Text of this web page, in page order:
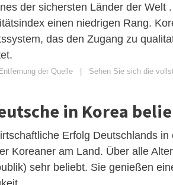
der sichersten Länder der
einen niedrigen Rang.
das den Zugang zu
der Quelle | Sehen Sie sich die
in Korea
Erfolg Deutschlands
Koreaner am Land. Über alle
sehr beliebt. Sie genießen